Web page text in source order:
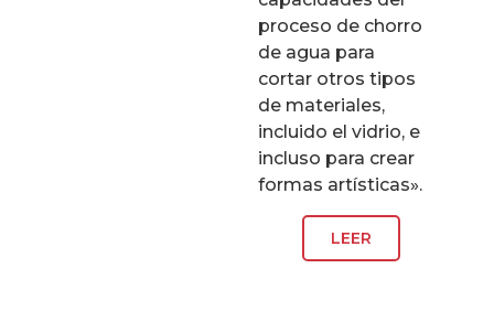
proceso de chorro
de agua para
cortar otros tipos
de materiales,
incluido el vidrio, e
incluso para crear
formas artísticas».
LEER